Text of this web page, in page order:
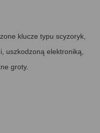
klucze typu scyzoryk,
uszkodzoną elektroniką,
groty.